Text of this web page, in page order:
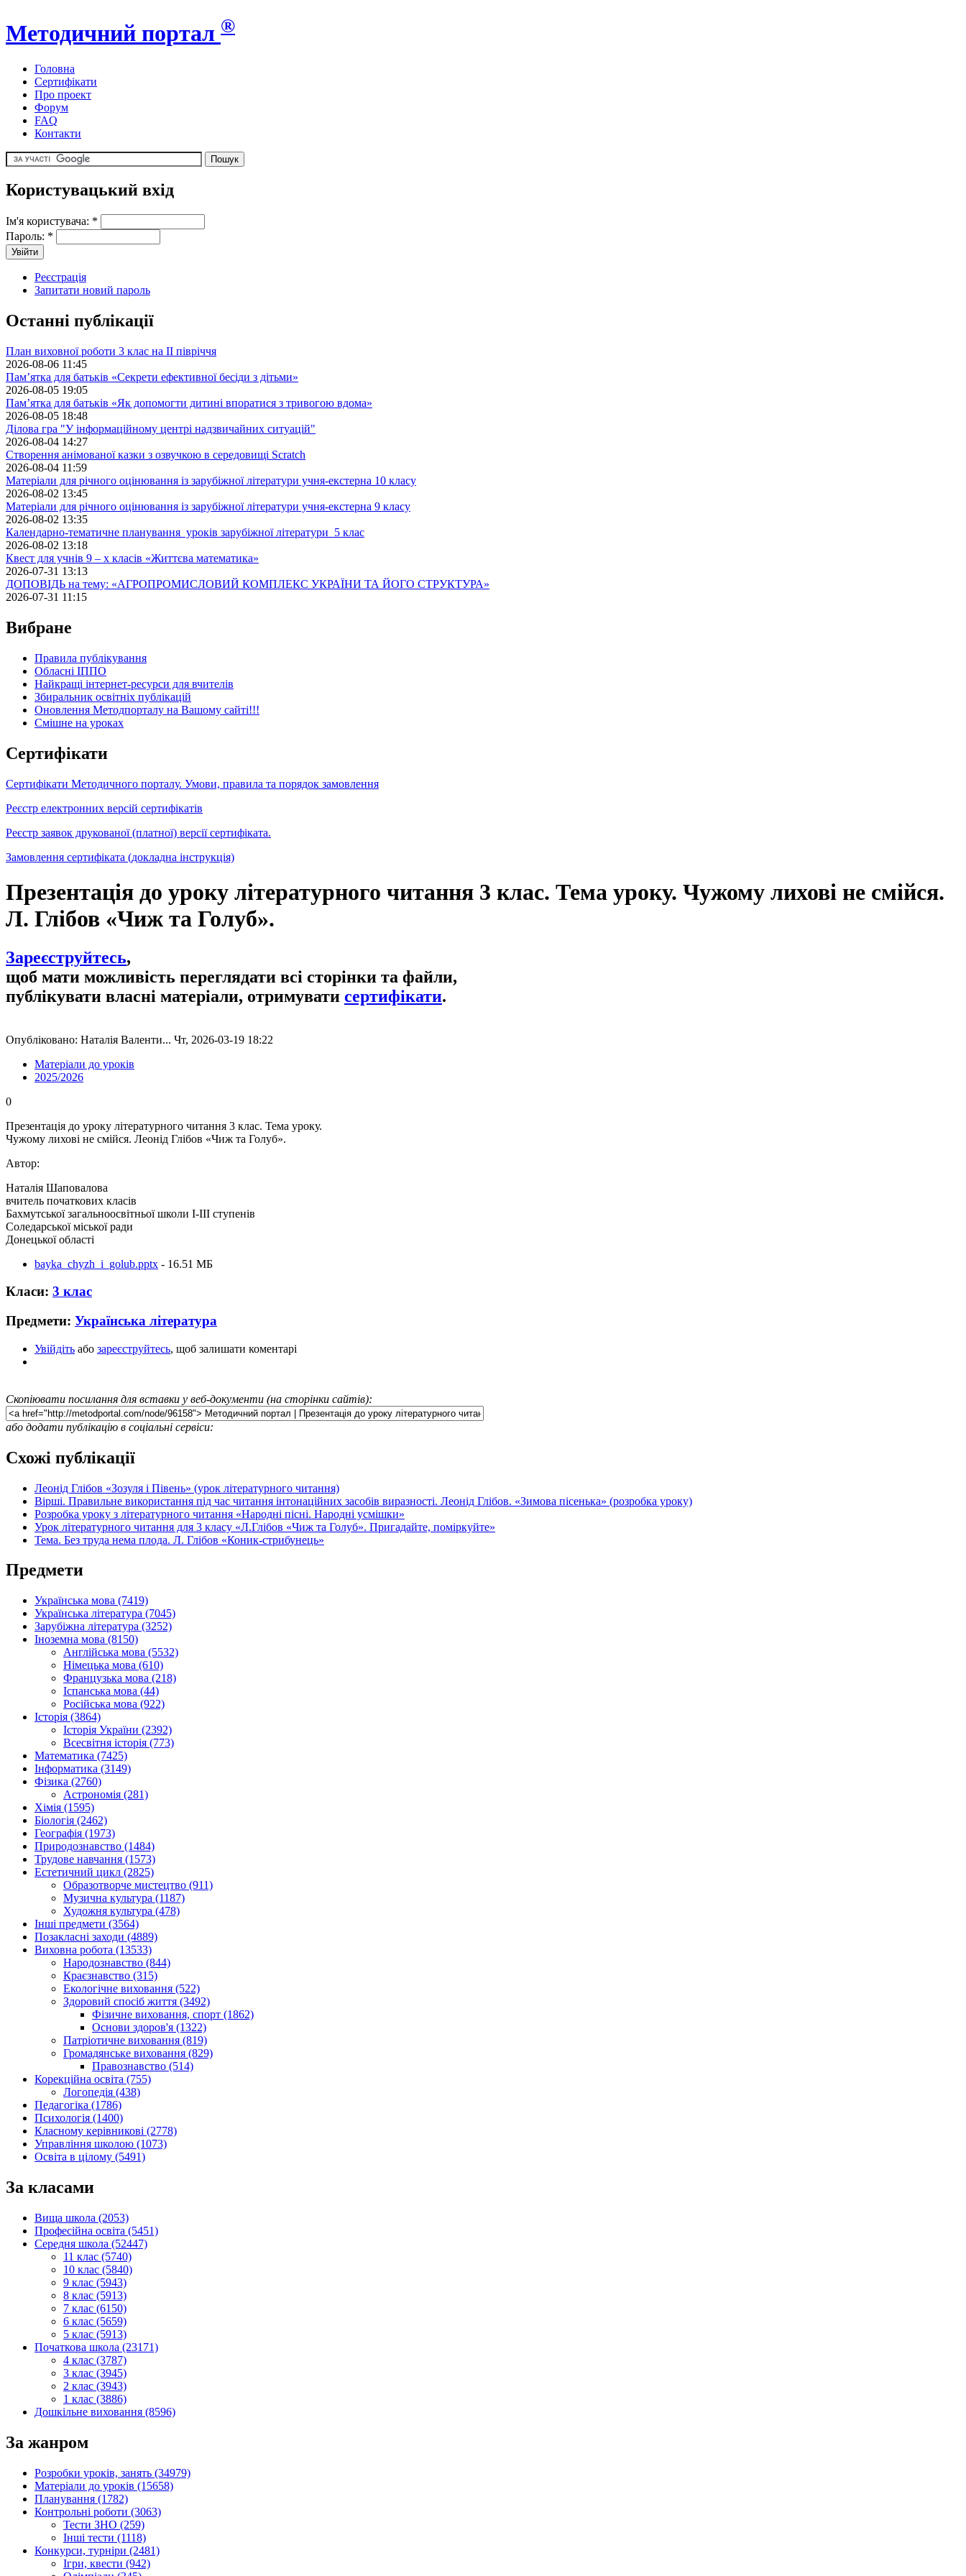
Методичний портал ®
Головна
Сертифікати
Про проект
Форум
FAQ
Контакти
Користувацький вхід
Ім'я користувача: *
Пароль: *
Реєстрація
Запитати новий пароль
Останні публікації
План виховної роботи 3 клас на II півріччя
2026-08-06 11:45
Пам’ятка для батьків «Секрети ефективної бесіди з дітьми»
2026-08-05 19:05
Пам’ятка для батьків «Як допомогти дитині впоратися з тривогою вдома»
2026-08-05 18:48
Ділова гра "У інформаційному центрі надзвичайних ситуацій"
2026-08-04 14:27
Створення анімованої казки з озвучкою в середовищі Scratch
2026-08-04 11:59
Матеріали для річного оцінювання із зарубіжної літератури учня-екстерна 10 класу
2026-08-02 13:45
Матеріали для річного оцінювання із зарубіжної літератури учня-екстерна 9 класу
2026-08-02 13:35
Календарно-тематичне планування уроків зарубіжної літератури 5 клас
2026-08-02 13:18
Квест для учнів 9 – х класів «Життєва математика»
2026-07-31 13:13
ДОПОВІДЬ на тему: «АГРОПРОМИСЛОВИЙ КОМПЛЕКС УКРАЇНИ ТА ЙОГО СТРУКТУРА»
2026-07-31 11:15
Вибране
Правила публікування
Обласні ІППО
Найкращі інтернет-ресурси для вчителів
Збиральник освітніх публікацій
Оновлення Методпорталу на Вашому сайті!!!
Cмішне на уроках
Сертифікати
Сертифікати Методичного порталу. Умови, правила та порядок замовлення
Реєстр електронних версій сертифікатів
Реєстр заявок друкованої (платної) версії сертифіката.
Замовлення сертифіката (докладна інструкція)
Презентація до уроку літературного читання 3 клас. Тема уроку. Чужому лихові не смійся.
Л. Глібов «Чиж та Голуб».
Зареєструйтесь,
щоб мати можливість переглядати всі сторінки та файли,
публікувати власні матеріали, отримувати сертифікати.
Опубліковано: Наталія Валенти... Чт, 2026-03-19 18:22
Матеріали до уроків
2025/2026
0
Презентація до уроку літературного читання 3 клас. Тема уроку.
Чужому лихові не смійся. Леонід Глібов «Чиж та Голуб».
Автор:
Наталія Шаповалова
вчитель початкових класів
Бахмутської загальноосвітньої школи І-ІІІ ступенів
Соледарської міської ради
Донецької області
bayka_chyzh_i_golub.pptx - 16.51 MБ
Класи: 3 клас
Предмети: Українська література
Увійдіть або зареєструйтесь, щоб залишати коментарі
Скопіювати посилання для вставки у веб-документи (на сторінки сайтів):
або додати публікацію в соціальні сервіси:
Схожі публікації
Леонід Глібов «Зозуля і Півень» (урок літературного читання)
Вірші. Правильне використання під час читання інтонаційних засобів виразності. Леонід Глібов. «Зимова пісенька» (розробка уроку)
Розробка уроку з літературного читання «Народні пісні. Народні усмішки»
Урок літературного читання для 3 класу «Л.Глібов «Чиж та Голуб». Пригадайте, поміркуйте»
Тема. Без труда нема плода. Л. Глібов «Коник-стрибунець»
Предмети
Українська мова (7419)
Українська література (7045)
Зарубіжна література (3252)
Іноземна мова (8150)
Англійська мова (5532)
Німецька мова (610)
Французька мова (218)
Іспанська мова (44)
Російська мова (922)
Історія (3864)
Історія України (2392)
Всесвітня історія (773)
Математика (7425)
Інформатика (3149)
Фізика (2760)
Астрономія (281)
Хімія (1595)
Біологія (2462)
Географія (1973)
Природознавство (1484)
Трудове навчання (1573)
Естетичний цикл (2825)
Образотворче мистецтво (911)
Музична культура (1187)
Художня культура (478)
Інші предмети (3564)
Позакласні заходи (4889)
Виховна робота (13533)
Народознавство (844)
Краєзнавство (315)
Екологічне виховання (522)
Здоровий спосіб життя (3492)
Фізичне виховання, спорт (1862)
Основи здоров'я (1322)
Патріотичне виховання (819)
Громадянське виховання (829)
Правознавство (514)
Корекційна освіта (755)
Логопедія (438)
Педагогіка (1786)
Психологія (1400)
Класному керівникові (2778)
Управління школою (1073)
Освіта в цілому (5491)
За класами
Вища школа (2053)
Професійна освіта (5451)
Середня школа (52447)
11 клас (5740)
10 клас (5840)
9 клас (5943)
8 клас (5913)
7 клас (6150)
6 клас (5659)
5 клас (5913)
Початкова школа (23171)
4 клас (3787)
3 клас (3945)
2 клас (3943)
1 клас (3886)
Дошкільне виховання (8596)
За жанром
Розробки уроків, занять (34979)
Матеріали до уроків (15658)
Планування (1782)
Контрольні роботи (3063)
Тести ЗНО (259)
Інші тести (1118)
Конкурси, турніри (2481)
Ігри, квести (942)